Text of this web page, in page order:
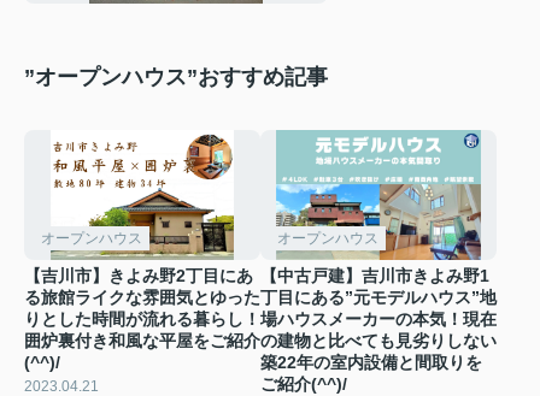
”オープンハウス”おすすめ記事
オープンハウス
【吉川市】きよみ野2丁目にあ
る旅館ライクな雰囲気とゆった
りとした時間が流れる暮らし！
囲炉裏付き和風な平屋をご紹介
(^^)/
2023.04.21
オープンハウス
【中古戸建】吉川市きよみ野1
丁目にある”元モデルハウス”地
場ハウスメーカーの本気！現在
の建物と比べても見劣りしない
築22年の室内設備と間取りを
ご紹介(^^)/